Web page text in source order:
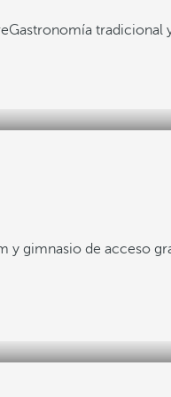
Gastronomía tradicional
y gimnasio de acceso